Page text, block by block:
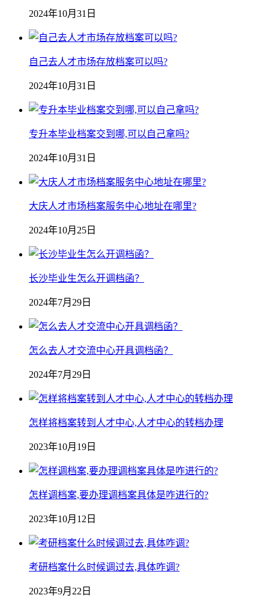
2024年10月31日
自己去人才市场存放档案可以吗?
2024年10月31日
专升本毕业档案交到哪,可以自己拿吗?
2024年10月31日
大庆人才市场档案服务中心地址在哪里?
2024年10月25日
长沙毕业生怎么开调档函？
2024年7月29日
怎么去人才交流中心开具调档函？
2024年7月29日
怎样将档案转到人才中心,人才中心的转档办理
2023年10月19日
怎样调档案,要办理调档案具体是咋进行的?
2023年10月12日
考研档案什么时候调过去,具体咋调?
2023年9月22日